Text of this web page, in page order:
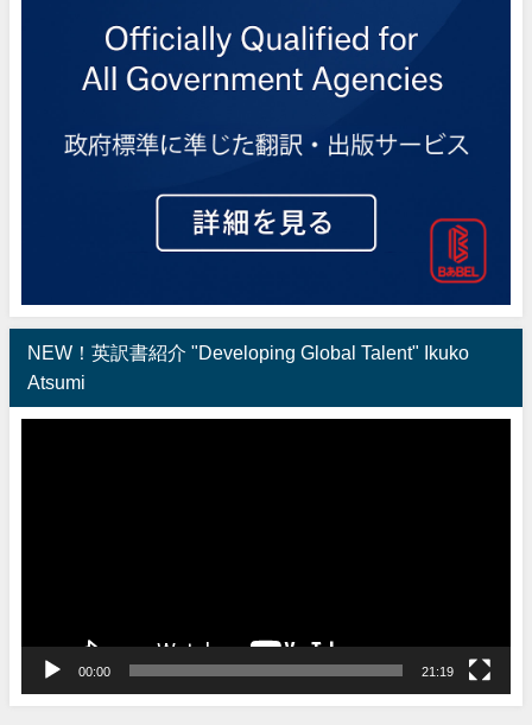
NEW！英訳書紹介 "Developing Global Talent" Ikuko
Atsumi
00:00 21:19